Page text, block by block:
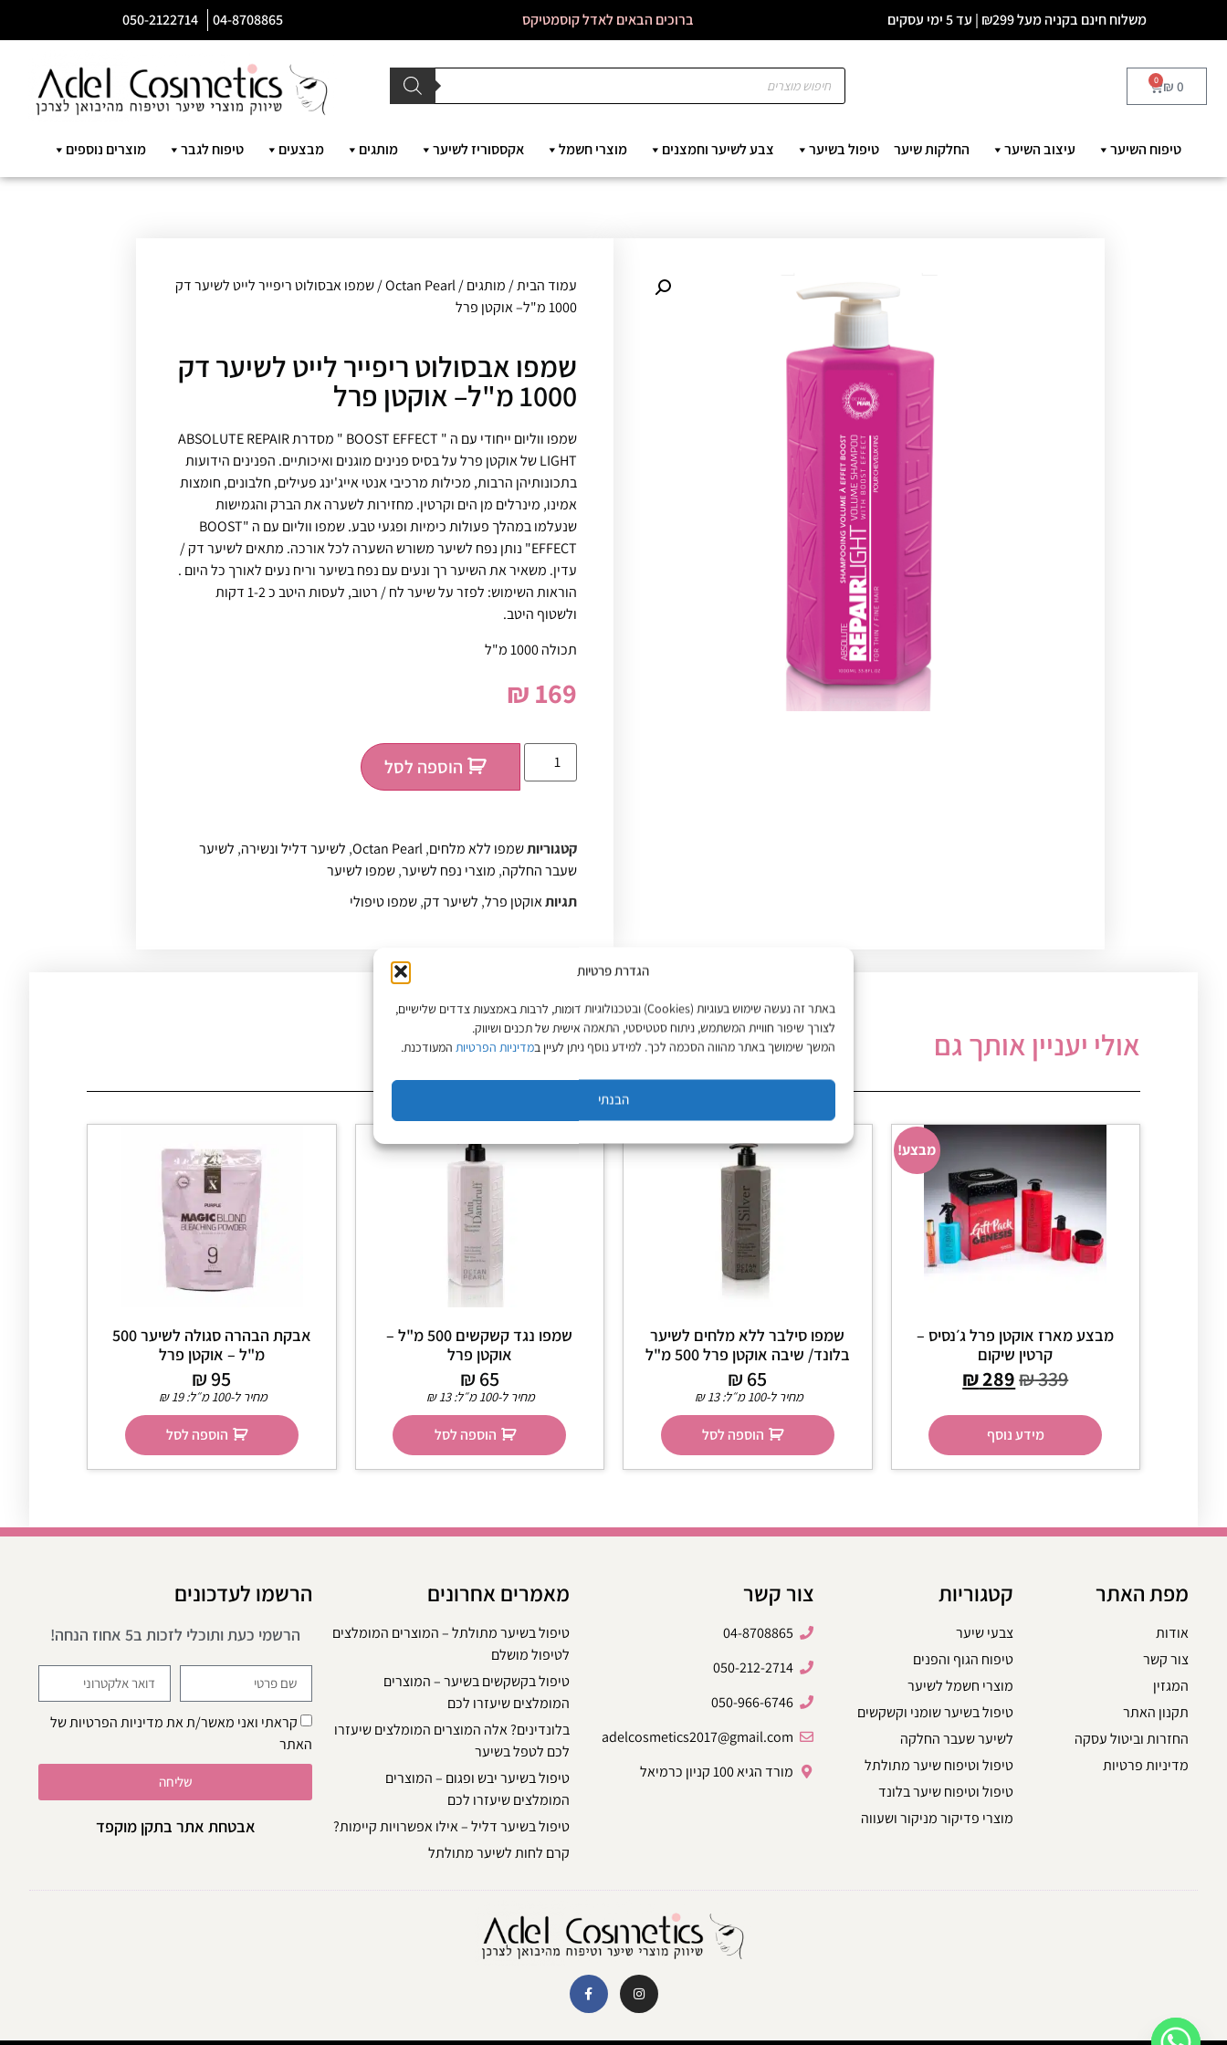
הגדרת פרטיות
באתר זה נעשה שימוש בעוגיות (Cookies) ובטכנולוגיות דומות, לרבות באמצעות צדדים שלישיים,
לצורך שיפור חוויית המשתמש, ניתוח סטטיסטי, התאמה אישית של תכנים ושיווק.
המשך שימושך באתר מהווה הסכמה לכך. למידע נוסף ניתן לעיין במדיניות הפרטיות המעודכנת.
הבנתי
משלוח חינם בקניה מעל ₪299 | עד 5 ימי עסקים ברוכים הבאים לאדל קוסמטיקס 04-8708865
050-2122714
₪ 0
0
טיפוח השיער עיצוב השיער החלקות שיער טיפול בשיער צבע לשיער וחמצנים מוצרי חשמל אקססוריז לשיער מותגים מבצעים טיפוח לגבר מוצרים נוספים
עמוד הבית/מותגים/
Octan Pearl/ שמפו אבסולוט ריפייר לייט לשיער דק
1000 מ"ל– אוקטן פרל
שמפו אבסולוט ריפייר לייט לשיער דק
1000 מ"ל– אוקטן פרל
שמפו ווליום ייחודי עם ה " BOOST EFFECT " מסדרת ABSOLUTE REPAIR
LIGHT של אוקטן פרל על בסיס פנינים מוגנים ואיכותיים. הפנינים הידועות
בתכונותיהן הרבות, מכילות מרכיבי אנטי אייג'ינג פעילים, חלבונים, חומצות
אמינו, מינרלים מן הים וקרטין. מחזירות לשערה את הברק והגמישות
שנעלמו במהלך פעולות כימיות ופגעי טבע. שמפו ווליום עם ה "BOOST
EFFECT" נותן נפח לשיער משורש השערה לכל אורכה. מתאים לשיער דק /
עדין. משאיר את השיער רך ונעים עם נפח בשיער וריח נעים לאורך כל היום .
הוראות השימוש: לפזר על שיער לח / רטוב, לעסות היטב כ 1-2 דקות
ולשטוף היטב.
תכולה 1000 מ"ל
₪ 169
הוספה לסל
קטגוריותשמפו ללא מלחים,
Octan Pearl
, לשיער דליל ונשירה, לשיער
שעבר החלקה, מוצרי נפח לשיער,שמפו לשיער
תגיותאוקטן פרל, לשיער דק,שמפו טיפולי
אולי יעניין אותך גם
מבצע!
מבצע מארז אוקטן פרל ג׳נסיס –
קרטין שיקום
₪339
₪289
מידע נוסף
שמפו סילבר ללא מלחים לשיער
בלונד/ שיבה אוקטן פרל 500 מ"ל
₪ 65
מחיר ל-100 מ״ל: ₪13
הוספה לסל
שמפו נגד קשקשים 500 מ"ל –
אוקטן פרל
₪ 65
מחיר ל-100 מ״ל: ₪13
הוספה לסל
אבקת הבהרה סגולה לשיער 500
מ"ל – אוקטן פרל
₪95
מחיר ל-100 מ״ל: ₪19
הוספה לסל
מפת האתר
אודות
צור קשר
המגזין
תקנון האתר
החזרות וביטול עסקה
מדיניות פרטיות
קטגוריות
צבעי שיער
טיפוח הגוף והפנים
מוצרי חשמל לשיער
טיפול בשיער שומני וקשקשים
לשיער שעבר החלקה
טיפול וטיפוח שיער מתולתל
טיפול וטיפוח שיער בלונד
מוצרי פדיקור מניקור ושעווה
צור קשר
04-8708865
050-212-2714
050-966-6746
adelcosmetics2017@gmail.com
מורד הגיא 100 קניון כרמיאל
מאמרים אחרונים
טיפול בשיער מתולתל – המוצרים המומלצים
לטיפול מושלם
טיפול בקשקשים בשיער – המוצרים
המומלצים שיעזרו לכם
בלונדינים? אלה המוצרים המומלצים שיעזרו
לכם לטפל בשיער
טיפול בשיער יבש ופגום – המוצרים
המומלצים שיעזרו לכם
טיפול בשיער דליל – אילו אפשרויות קיימות?
קרם לחות לשיער מתולתל
הרשמו לעדכונים
הרשמי כעת ותוכלי לזכות ב5 אחוז הנחה!
קראתי ואני מאשר/ת אתמדיניות הפרטיותשל
האתר
שליחה
אבטחת אתר בתקן מוקפד